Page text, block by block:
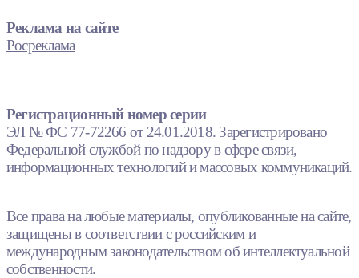
Реклама на сайте
Росреклама
Регистрационный номер серии
ЭЛ № ФС 77-72266 от 24.01.2018. Зарегистрировано
Федеральной службой по надзору в сфере связи,
информационных технологий и массовых коммуникаций.
Все права на любые материалы, опубликованные на сайте,
защищены в соответствии с российским и
международным законодательством об интеллектуальной
собственности.